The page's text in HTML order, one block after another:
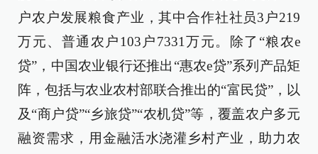
户农户发展粮食产业，其中合作社社员3户219
万元、普通农户103户7331万元。除了“粮农e
贷”，中国农业银行还推出“惠农e贷”系列产品矩
阵，包括与农业农村部联合推出的“富民贷”，以
及“商户贷”“乡旅贷”“农机贷”等，覆盖农户多元
融资需求，用金融活水浇灌乡村产业，助力农